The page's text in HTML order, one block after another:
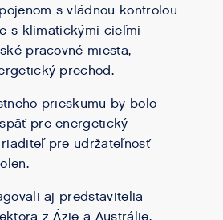
s vládnou kontrolou
s klimatickými cieľmi
pracovné miesta,
prechod.
prieskumu by bolo
pre energetický
pre udržateľnosť
aj predstavitelia